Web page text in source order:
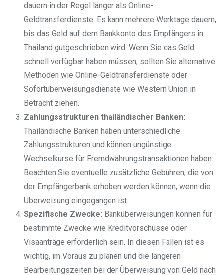
dauern in der Regel länger als Online-
Geldtransferdienste. Es kann mehrere Werktage dauern,
bis das Geld auf dem Bankkonto des Empfängers in
Thailand gutgeschrieben wird. Wenn Sie das Geld
schnell verfügbar haben müssen, sollten Sie alternative
Methoden wie Online-Geldtransferdienste oder
Sofortüberweisungsdienste wie Western Union in
Betracht ziehen.
Zahlungsstrukturen thailändischer Banken:
Thailändische Banken haben unterschiedliche
Zahlungsstrukturen und können ungünstige
Wechselkurse für Fremdwährungstransaktionen haben.
Beachten Sie eventuelle zusätzliche Gebühren, die von
der Empfängerbank erhoben werden können, wenn die
Überweisung eingegangen ist.
Spezifische Zwecke: Banküberweisungen können für
bestimmte Zwecke wie Kreditvorschüsse oder
Visaanträge erforderlich sein. In diesen Fällen ist es
wichtig, im Voraus zu planen und die längeren
Bearbeitungszeiten bei der Überweisung von Geld nach